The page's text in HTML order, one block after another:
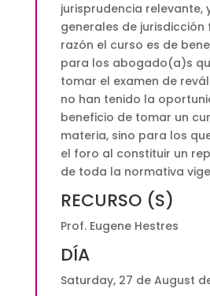
jurisprudencia relevante,
generales de jurisdicción
razón el curso es de
para los abogado(a)s
tomar el examen de
no han tenido la
beneficio de tomar un
materia, sino para los
el foro al constituir un
de toda la normativa
RECURSO (S)
Prof. Eugene Hestres
DÍA
Saturday, 27 de August